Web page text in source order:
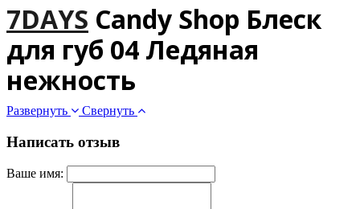
7DAYS Candy Shop Блеск
для губ 04 Ледяная
нежность
Развернуть Свернуть
Написать отзыв
Ваше имя: